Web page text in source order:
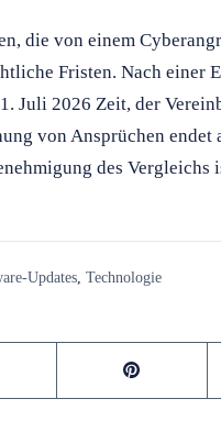
die von einem
Fristen. Nach einer
Juli 2026 Zeit, der
von Ansprüchen endet
des Vergleichs
Updates Technologie